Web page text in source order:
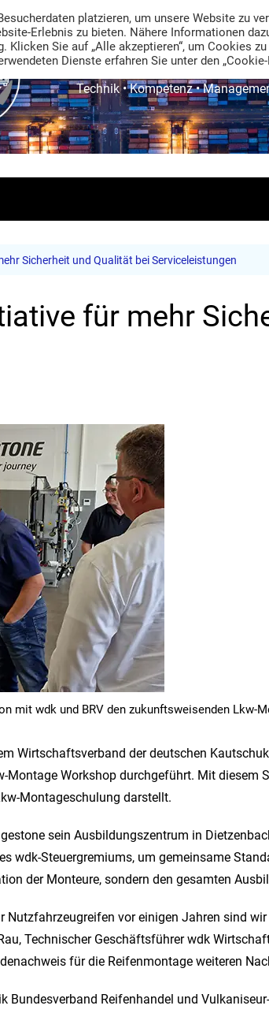
TRANS LOGISTIK
Technik • Kompetenz •
Sicherheit und Qualität bei Serviceleistungen
für mehr
mit wdk und BRV den zukunftsweisenden
Wirtschaftsverband der deutschen
Montage Workshop durchgeführt. Mit
Montageschulung darstellt.
sein Ausbildungszentrum in
wdk-Steuergremiums, um gemeinsame
der Monteure, sondern den gesamten
vor einigen Jahren sind
Technischer Geschäftsführer wdk
für die Reifenmontage weiteren
Reifenhandel und
platzieren, um unsere Website zu
Erlebnis zu bieten. Nähere Informationen
Sie auf „Alle akzeptieren“, um Cookies
Dienste erfahren Sie unter den „Cookie-